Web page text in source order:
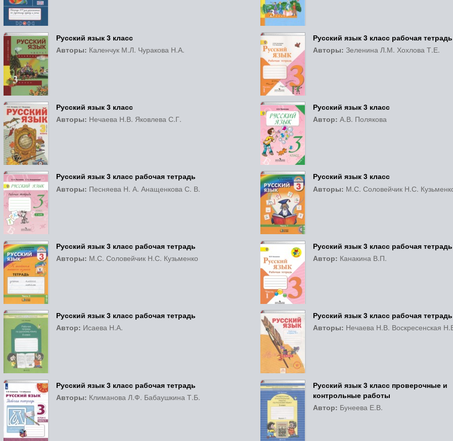
Русский язык 3 класс
Авторы: Каленчук М.Л. Чуракова Н.А.
Русский язык 3 класс рабочая тетрадь
Авторы:Зеленина Л.М. Хохлова Т.Е.
Русский язык 3 класс
Авторы: Нечаева Н.В. Яковлева С.Г.
Русский язык 3 класс
Автор:А.В. Полякова
Русский язык 3 класс рабочая тетрадь
Авторы: Песняева Н. А. Анащенкова С. В.
Русский язык 3 класс
Авторы: М.С. Соловейчик Н.С.
Русский язык 3 класс рабочая тетрадь
Авторы: М.С. Соловейчик Н.С. Кузьменко
Русский язык 3 класс рабочая тетрадь
Автор: Канакина В.П.
Русский язык 3 класс рабочая тетрадь
Автор: Исаева Н.А.
Русский язык 3 класс рабочая тетрадь
Авторы: Нечаева Н.В. Воскресенская
Русский язык 3 класс рабочая тетрадь
Авторы: Климанова Л.Ф. Бабаушкина Т.Б.
Русский язык 3 класс проверочные и
контрольные работы
Автор: Бунеева Е.В.